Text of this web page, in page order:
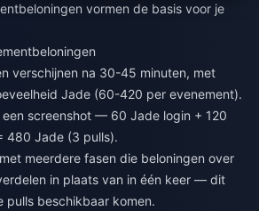
vormen de basis voor je
verschijnen na 30-45 minuten, met
Jade (60-420 per evenement).
screenshot — 60 Jade login + 120
480 Jade (3 pulls).
meerdere fasen die beloningen over
in plaats van in één keer — dit
pulls beschikbaar komen.